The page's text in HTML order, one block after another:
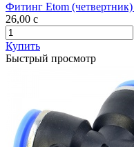
Фитинг Etom
26,00 c
Купить
Быстрый просмотр